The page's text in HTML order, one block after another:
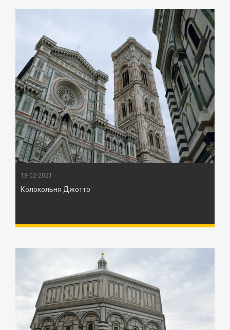
18-02-2021
Колокольня Джотто